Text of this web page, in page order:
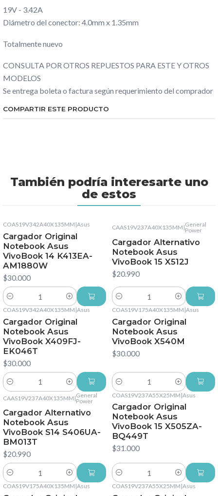
19V - 3.42A
Diámetro del conector: 4.0mm x 1.35mm
Totalmente nuevo
CONSULTA POR OTROS REPUESTOS PARA ESTE Y OTROS
MODELOS
Se entrega boleta o factura según requerimiento del comprador
COMPARTIR ESTE PRODUCTO
También podría interesarte uno
de estos
COAS19V342A40X135MM |Asus
Cargador Original
Notebook Asus
VivoBook 14 K413EA-
AM1880W
$30.000
Cantidad
CAAS19V237A40X135MM |General
Power
Cargador Alternativo
Notebook Asus
VivoBook 15 X512J
$20.990
Cantidad
COAS19V342A40X135MM |Asus
Cargador Original
Notebook Asus
VivoBook X409FJ-
EK046T
$30.000
Cantidad
COAS19V175A40X135MM |Asus
Cargador Original
Notebook Asus
VivoBook X540M
$30.000
Cantidad
CAAS19V237A40X135MM |General
Power
Cargador Alternativo
Notebook Asus
VivoBook S14 S406UA-
BM013T
$20.990
Cantidad
COAS19V237A55X25MM |Asus
Cargador Original
Notebook Asus
VivoBook 15 X505ZA-
BQ449T
$31.000
Cantidad
COAS19V175A40X135MM |Asus COAS19V237A55X25MM |Asus